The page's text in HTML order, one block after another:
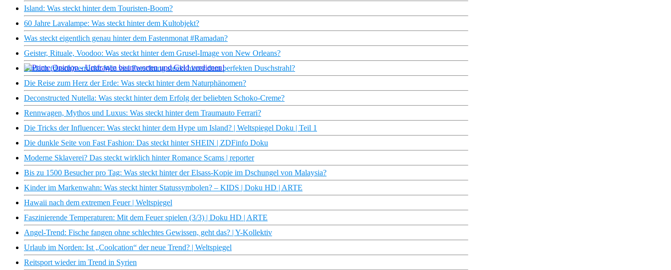
Island: Was steckt hinter dem Touristen-Boom?
60 Jahre Lavalampe: Was steckt hinter dem Kultobjekt?
Was steckt eigentlich genau hinter dem Fastenmonat #Ramadan?
Geister, Rituale, Voodoo: Was steckt hinter dem Grusel-Image von New Orleans?
Einfach (dusch)verrückt: Wie viel Forschung steckt hinter dem perfekten Duschstrahl?
Die Reise zum Herz der Erde: Was steckt hinter dem Naturphänomen?
Deconstructed Nutella: Was steckt hinter dem Erfolg der beliebten Schoko-Creme?
Rennwagen, Mythos und Luxus: Was steckt hinter dem Traumauto Ferrari?
Die Tricks der Influencer: Was steckt hinter dem Hype um Island? | Weltspiegel Doku | Teil 1
Die dunkle Seite von Fast Fashion: Das steckt hinter SHEIN | ZDFinfo Doku
Moderne Sklaverei? Das steckt wirklich hinter Romance Scams | reporter
Bis zu 1500 Besucher pro Tag: Was steckt hinter der Elsass-Kopie im Dschungel von Malaysia?
Kinder im Markenwahn: Was steckt hinter Statussymbolen? – KIDS | Doku HD | ARTE
Hawaii nach dem extremen Feuer | Weltspiegel
Faszinierende Temperaturen: Mit dem Feuer spielen (3/3) | Doku HD | ARTE
Angel-Trend: Fische fangen ohne schlechtes Gewissen, geht das? | Y-Kollektiv
Urlaub im Norden: Ist „Coolcation“ der neue Trend? | Weltspiegel
Reitsport wieder im Trend in Syrien